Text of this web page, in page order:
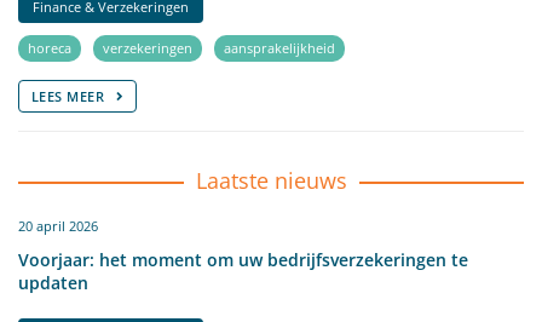
Finance & Verzekeringen
horeca verzekeringen aansprakelijkheid
LEES MEER
Laatste nieuws
20 april 2026
Voorjaar: het moment om uw bedrijfsverzekeringen te
updaten